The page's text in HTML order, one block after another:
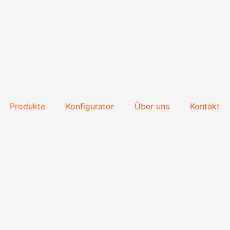
Produkte Konfigurator Über uns Kontakt